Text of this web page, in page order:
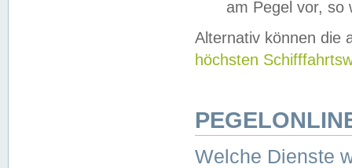
am Pegel vor,
Alternativ können die
höchsten
Welche Dienste